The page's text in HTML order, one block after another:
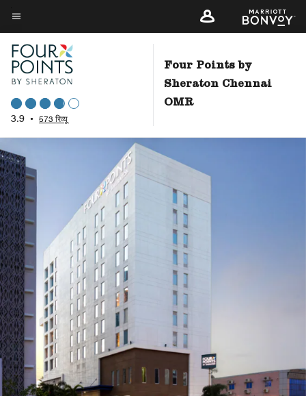
Skip
to
main
content
मेन्यू टेक्स्ट
3.9 • 573 रिव्यू
Four Points by
Sheraton Chennai
OMR